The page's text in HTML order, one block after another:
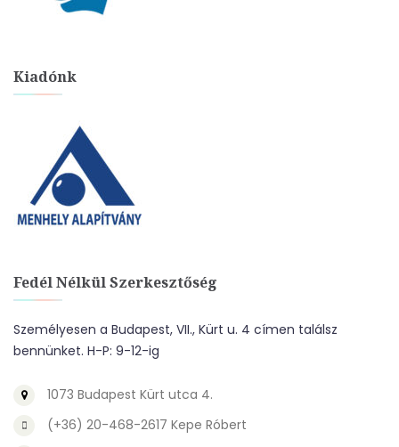
Kiadónk
Fedél Nélkül Szerkesztőség
Személyesen a Budapest, VII., Kürt u. 4 címen találsz
bennünket. H-P: 9-12-ig
1073 Budapest Kürt utca 4.
(+36) 20-468-2617 Kepe Róbert